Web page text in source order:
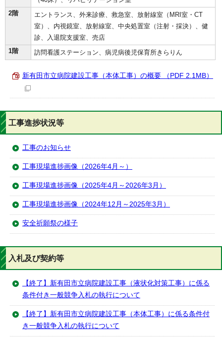
2階
エントランス、外来診療、救急室、放射線室（MRI室・CT
室）、内視鏡室、放射線室、中央処置室（注射・採決）、健
診、入退院支援室、売店
1階
訪問看護ステーション、病児病後児保育所きらりん
新有田市立病院建設工事（本体工事）の概要 （PDF 2.1MB）
工事進捗状況等
工事のお知らせ
工事現場進捗画像（2026年4月～）
工事現場進捗画像（2025年4月～2026年3月）
工事現場進捗画像（2024年12月～2025年3月）
安全祈願祭の様子
入札及び契約等
【終了】新有田市立病院建設工事（液状化対策工事）に係る
条件付き一般競争入札の執行について
【終了】新有田市立病院建設工事（本体工事）に係る条件付
き一般競争入札の執行について